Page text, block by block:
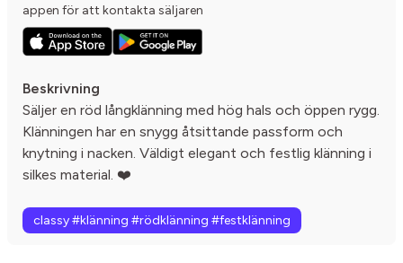
appen för att kontakta säljaren
Beskrivning
Säljer en röd långklänning med hög hals och öppen rygg.
Klänningen har en snygg åtsittande passform och
knytning i nacken. Väldigt elegant och festlig klänning i
silkes material. ❤️
classy #klänning #rödklänning #festklänning